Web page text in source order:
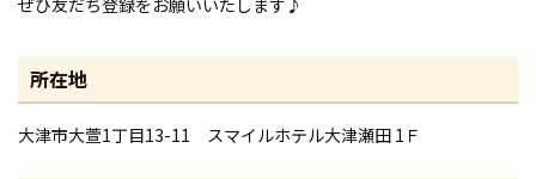
所在地
大津市大萱1丁目13-11 スマイルホテル大津瀬田 1Ｆ